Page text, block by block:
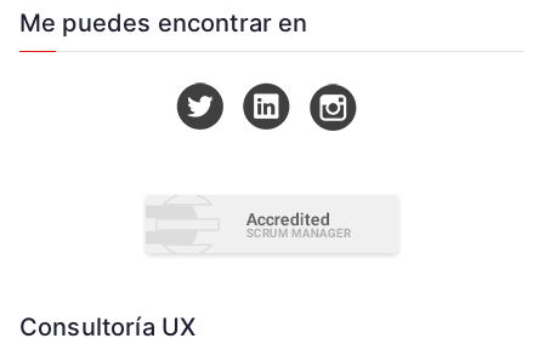
Me puedes encontrar en
Consultoría UX